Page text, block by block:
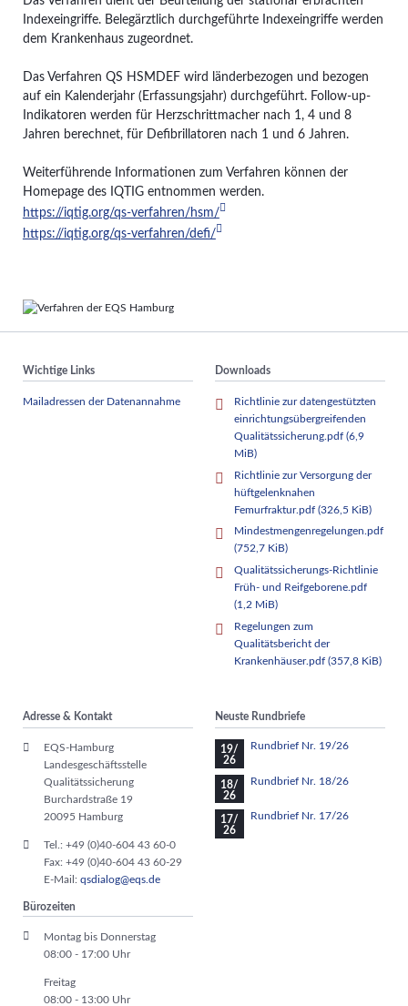
Indexeingriffe. Belegärztlich durchgeführte Indexeingriffe werden
dem Krankenhaus zugeordnet.
Das Verfahren QS HSMDEF wird länderbezogen und bezogen
auf ein Kalenderjahr (Erfassungsjahr) durchgeführt. Follow-up-
Indikatoren werden für Herzschrittmacher nach 1, 4 und 8
Jahren berechnet, für Defibrillatoren nach 1 und 6 Jahren.
Weiterführende Informationen zum Verfahren können der
Homepage des IQTIG entnommen werden.
https://iqtig.org/qs-verfahren/hsm/
https://iqtig.org/qs-verfahren/defi/
Wichtige Links
Mailadressen der Datenannahme
Downloads
Richtlinie zur datengestützten
einrichtungsübergreifenden
Qualitätssicherung.pdf(6,9
MiB)
Richtlinie zur Versorgung der
hüftgelenknahen
Femurfraktur.pdf(326,5 KiB)
Mindestmengenregelungen.pdf
(752,7 KiB)
Qualitätssicherungs-Richtlinie
Früh- und Reifgeborene.pdf
(1,2 MiB)
Regelungen zum
Qualitätsbericht der
Krankenhäuser.pdf(357,8 KiB)
Adresse & Kontakt
EQS-Hamburg
Landesgeschäftsstelle
Qualitätssicherung
Burchardstraße 19
20095 Hamburg
Tel.: +49 (0)40-604 43 60-0
Fax: +49 (0)40-604 43 60-29
E-Mail: qsdialog@eqs.de
Bürozeiten
Montag bis Donnerstag
08:00 - 17:00 Uhr
Freitag
08:00 - 13:00 Uhr
Neuste Rundbriefe
19/
26
Rundbrief Nr. 19/26
18/
26
Rundbrief Nr. 18/26
17/
26
Rundbrief Nr. 17/26